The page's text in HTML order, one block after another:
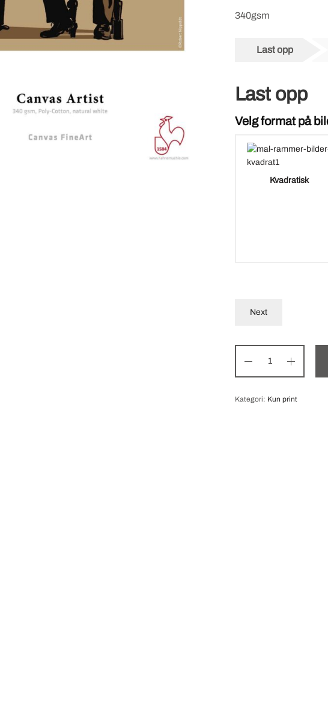
340gsm
Last opp
Last opp
Velg format på
Kvadratisk
Next
Kategori: Kun print